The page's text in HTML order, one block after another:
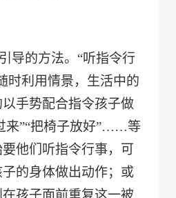
的方法。“听指令行
时利用情景，生活中的
手势配合指令孩子做
来”“把椅子放好”……等
他们听指令行事，可
的身体做出动作；或
孩子面前重复这一被